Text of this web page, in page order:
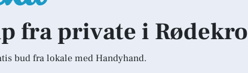
fra private i Rødekro
bud fra lokale med Handyhand.